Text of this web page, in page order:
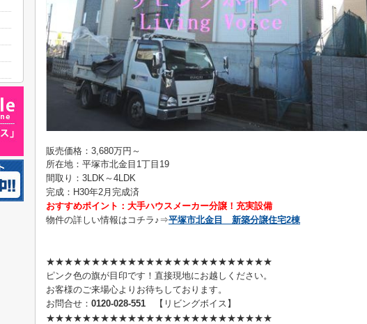
販売価格：3,680万円～
所在地：平塚市北金目1丁目19
間取り：3LDK～4LDK
完成：H30年2月完成済
おすすめポイント：大手ハウスメーカー分譲！充実設備
物件の詳しい情報はコチラ♪⇒平塚市北金目 新築分譲住宅2棟
★★★★★★★★★★★★★★★★★★★★★★★★★
ピンク色の旗が目印です！直接現地にお越しください。
お客様のご来場心よりお待ちしております。
お問合せ： 0120-028-551 【リビングボイス】
★★★★★★★★★★★★★★★★★★★★★★★★★